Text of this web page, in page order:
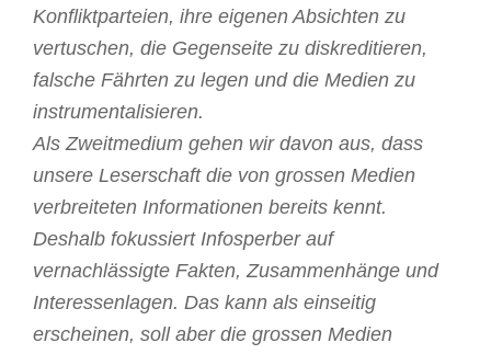
Konfliktparteien, ihre eigenen Absichten zu
vertuschen, die Gegenseite zu diskreditieren,
falsche Fährten zu legen und die Medien zu
instrumentalisieren.
Als Zweitmedium gehen wir davon aus, dass
unsere Leserschaft die von grossen Medien
verbreiteten Informationen bereits kennt.
Deshalb fokussiert Infosperber auf
vernachlässigte Fakten, Zusammenhänge und
Interessenlagen. Das kann als einseitig
erscheinen, soll aber die grossen Medien